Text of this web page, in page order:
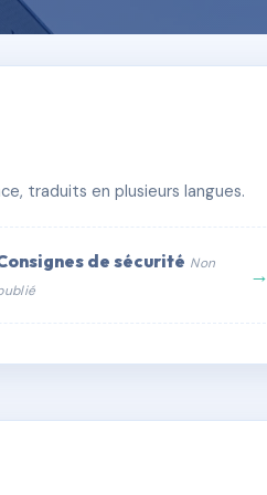
traduits en plusieurs langues.
de sécurité Non
→